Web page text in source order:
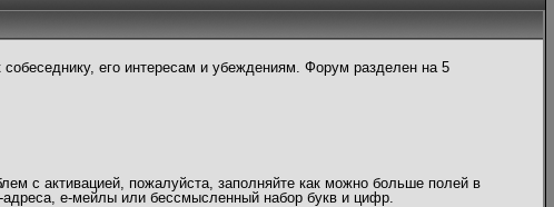
его интересам и убеждениям. Форум разделен на 5
с активацией, пожалуйста, заполняйте как можно больше полей в
е-мейлы или бессмысленный набор букв и цифр.